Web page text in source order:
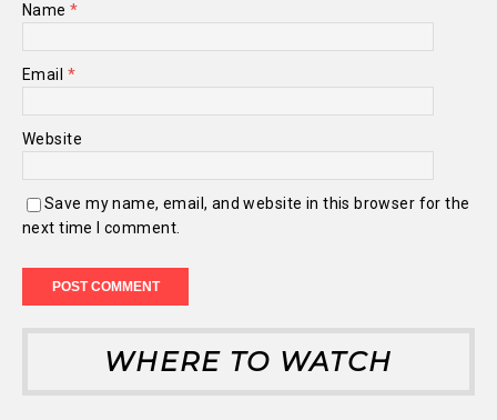
Name*
Email *
Website
Save my name, email, and website in this browser for the
next time I comment.
WHERE TO WATCH